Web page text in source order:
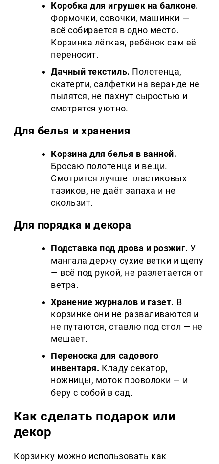
Коробка для игрушек на балконе.
Формочки, совочки, машинки —
всё собирается в одно место.
Корзинка лёгкая, ребёнок сам её
переносит.
Дачный текстиль. Полотенца,
скатерти, салфетки на веранде не
пылятся, не пахнут сыростью и
смотрятся уютно.
Для белья и хранения
Корзина для белья в ванной.
Бросаю полотенца и вещи.
Смотрится лучше пластиковых
тазиков, не даёт запаха и не
скользит.
Для порядка и декора
Подставка под дрова и розжиг. У
мангала держу сухие ветки и щепу
— всё под рукой, не разлетается от
ветра.
Хранение журналов и газет. В
корзинке они не разваливаются и
не путаются, ставлю под стол — не
мешает.
Переноска для садового
инвентаря. Кладу секатор,
ножницы, моток проволоки — и
беру с собой в сад.
Как сделать подарок или
декор
Корзинку можно использовать как